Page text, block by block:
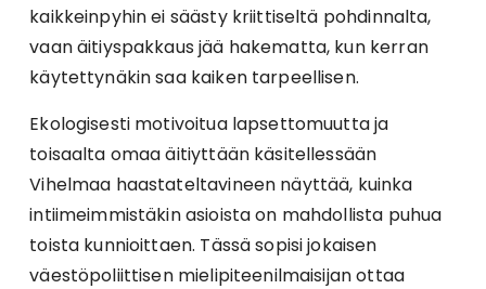
kaikkeinpyhin ei säästy kriittiseltä pohdinnalta,
vaan äitiyspakkaus jää hakematta, kun kerran
käytettynäkin saa kaiken tarpeellisen.
Ekologisesti motivoitua lapsettomuutta ja
toisaalta omaa äitiyttään käsitellessään
Vihelmaa haastateltavineen näyttää, kuinka
intiimeimmistäkin asioista on mahdollista puhua
toista kunnioittaen. Tässä sopisi jokaisen
väestöpoliittisen mielipiteenilmaisijan ottaa